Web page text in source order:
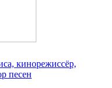
кинорежиссёр,
песен